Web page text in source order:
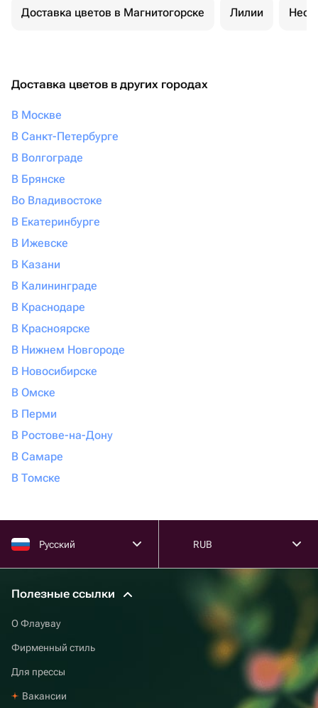
Доставка цветов в Магнитогорске Лилии
Доставка цветов в других городах
В Москве
В Санкт-Петербурге
В Волгограде
В Брянске
Во Владивостоке
В Екатеринбурге
В Ижевске
В Казани
В Калининграде
В Краснодаре
В Красноярске
В Нижнем Новгороде
В Новосибирске
В Омске
В Перми
В Ростове-на-Дону
В Самаре
В Томске
Русский RUB
Полезные ссылки
О Флаувау
Фирменный стиль
Для прессы
Вакансии